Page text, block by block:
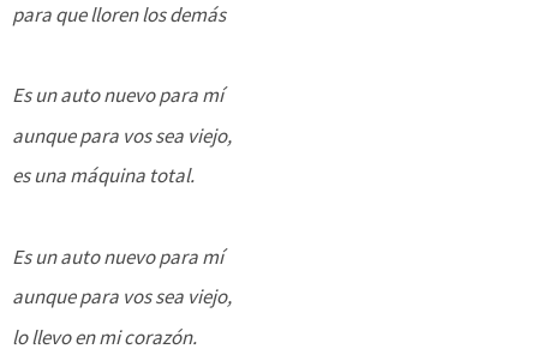
para que lloren los demás
Es un auto nuevo para mí
aunque para vos sea viejo,
es una máquina total.
Es un auto nuevo para mí
aunque para vos sea viejo,
lo llevo en mi corazón.